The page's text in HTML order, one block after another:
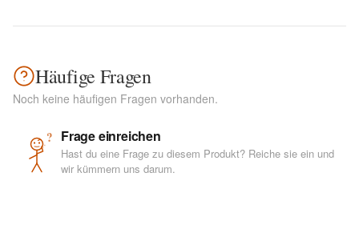
Häufige Fragen
Noch keine häufigen Fragen vorhanden.
? Frage einreichen
Hast du eine Frage zu diesem Produkt? Reiche sie ein und
wir kümmern uns darum.